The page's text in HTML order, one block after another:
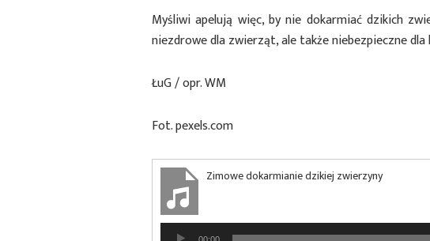
Myśliwi apelują więc, by nie dokarmiać dzikich
niezdrowe dla zwierząt, ale także niebezpieczne dla
ŁuG / opr. WM
Fot. pexels.com
Zimowe dokarmianie dzikiej zwierzyny
Odtwarzacz00:00